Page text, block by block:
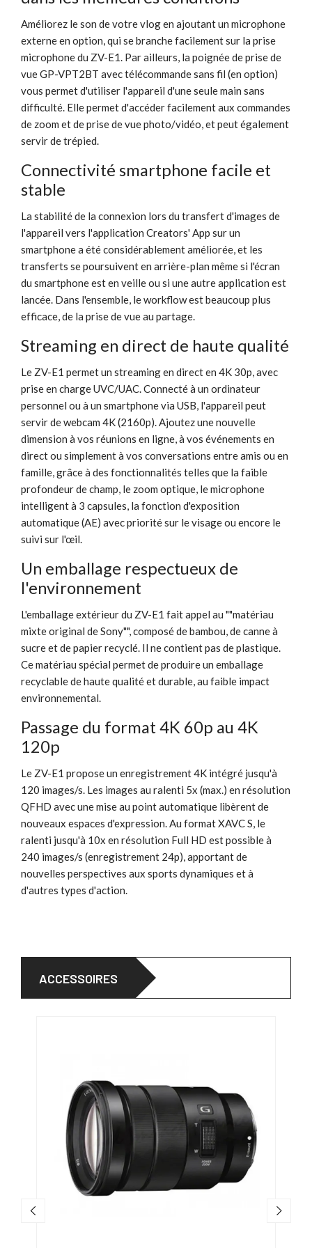
Améliorez le son de votre vlog en ajoutant un microphone
externe en option, qui se branche facilement sur la prise
microphone du ZV-E1. Par ailleurs, la poignée de prise de
vue GP-VPT2BT avec télécommande sans fil (en option)
vous permet d'utiliser l'appareil d'une seule main sans
difficulté. Elle permet d'accéder facilement aux commandes
de zoom et de prise de vue photo/vidéo, et peut également
servir de trépied.
Connectivité smartphone facile et
stable
La stabilité de la connexion lors du transfert d'images de
l'appareil vers l'application Creators' App sur un
smartphone a été considérablement améliorée, et les
transferts se poursuivent en arrière-plan même si l'écran
du smartphone est en veille ou si une autre application est
lancée. Dans l'ensemble, le workflow est beaucoup plus
efficace, de la prise de vue au partage.
Streaming en direct de haute qualité
Le ZV-E1 permet un streaming en direct en 4K 30p, avec
prise en charge UVC/UAC. Connecté à un ordinateur
personnel ou à un smartphone via USB, l'appareil peut
servir de webcam 4K (2160p). Ajoutez une nouvelle
dimension à vos réunions en ligne, à vos événements en
direct ou simplement à vos conversations entre amis ou en
famille, grâce à des fonctionnalités telles que la faible
profondeur de champ, le zoom optique, le microphone
intelligent à 3 capsules, la fonction d'exposition
automatique (AE) avec priorité sur le visage ou encore le
suivi sur l'œil.
Un emballage respectueux de
l'environnement
L'emballage extérieur du ZV-E1 fait appel au ""matériau
mixte original de Sony"", composé de bambou, de canne à
sucre et de papier recyclé. Il ne contient pas de plastique.
Ce matériau spécial permet de produire un emballage
recyclable de haute qualité et durable, au faible impact
environnemental.
Passage du format 4K 60p au 4K
120p
Le ZV-E1 propose un enregistrement 4K intégré jusqu'à
120 images/s. Les images au ralenti 5x (max.) en résolution
QFHD avec une mise au point automatique libèrent de
nouveaux espaces d'expression. Au format XAVC S, le
ralenti jusqu'à 10x en résolution Full HD est possible à
240 images/s (enregistrement 24p), apportant de
nouvelles perspectives aux sports dynamiques et à
d'autres types d'action.
ACCESSOIRES